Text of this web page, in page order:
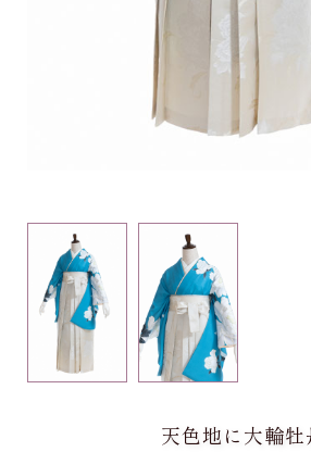
天色地に大輪牡